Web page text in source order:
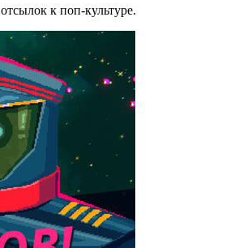
к поп-культуре.